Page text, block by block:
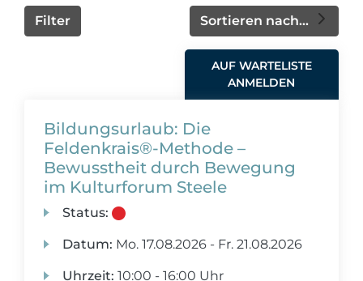
Sortieren nach...
Filter
AUF WARTELISTE
ANMELDEN
Bildungsurlaub: Die
Feldenkrais®-Methode –
Bewusstheit durch Bewegung
im Kulturforum Steele
Status:
Datum: Mo. 17.08.2026 - Fr. 21.08.2026
Uhrzeit: 10:00 - 16:00 Uhr